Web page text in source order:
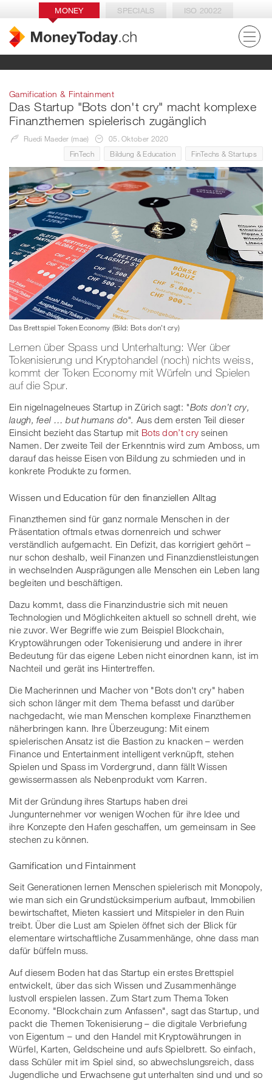
MONEY SPECIALS ISO 20022
Gamification & Fintainment
Das Startup "Bots don't cry" macht komplexe
Finanzthemen spielerisch zugänglich
Ruedi Maeder (mae)
05. Oktober 2020
FinTech
Bildung & Education FinTechs & Startups
Das Brettspiel Token Economy (Bild: Bots don't cry)
Lernen über Spass und Unterhaltung: Wer über
Tokenisierung und Kryptohandel (noch) nichts weiss,
kommt der Token Economy mit Würfeln und Spielen
auf die Spur.
Ein nigelnagelneues Startup in Zürich sagt: "Bots don’t cry,
laugh, feel … but humans do".Aus dem ersten Teil dieser
Einsicht bezieht das Startup mit Bots don’t cry seinen
Namen. Der zweite Teil der Erkenntnis wird zum Amboss, um
darauf das heisse Eisen von Bildung zu schmieden und in
konkrete Produkte zu formen.
Wissen und Education für den finanziellen Alltag
Finanzthemen sind für ganz normale Menschen in der
Präsentation oftmals etwas dornenreich und schwer
verständlich aufgemacht. Ein Defizit, das korrigiert gehört –
nur schon deshalb, weil Finanzen und Finanzdienstleistungen
in wechselnden Ausprägungen alle Menschen ein Leben lang
begleiten und beschäftigen.
Dazu kommt, dass die Finanzindustrie sich mit neuen
Technologien und Möglichkeiten aktuell so schnell dreht, wie
nie zuvor. Wer Begriffe wie zum Beispiel Blockchain,
Kryptowährungen oder Tokenisierung und andere in ihrer
Bedeutung für das eigene Leben nicht einordnen kann, ist im
Nachteil und gerät ins Hintertreffen.
Die Macherinnen und Macher von "Bots don't cry" haben
sich schon länger mit dem Thema befasst und darüber
nachgedacht, wie man Menschen komplexe Finanzthemen
näherbringen kann. Ihre Überzeugung: Mit einem
spielerischen Ansatz ist die Bastion zu knacken – werden
Finance und Entertainment intelligent verknüpft, stehen
Spielen und Spass im Vordergrund, dann fällt Wissen
gewissermassen als Nebenprodukt vom Karren.
Mit der Gründung ihres Startups haben drei
Jungunternehmer vor wenigen Wochen für ihre Idee und
ihre Konzepte den Hafen geschaffen, um gemeinsam in See
stechen zu können.
Gamification und Fintainment
Seit Generationen lernen Menschen spielerisch mit Monopoly,
wie man sich ein Grundstücksimperium aufbaut, Immobilien
bewirtschaftet, Mieten kassiert und Mitspieler in den Ruin
treibt. Über die Lust am Spielen öffnet sich der Blick für
elementare wirtschaftliche Zusammenhänge, ohne dass man
dafür büffeln muss.
Auf diesem Boden hat das Startup ein erstes Brettspiel
entwickelt, über das sich Wissen und Zusammenhänge
lustvoll erspielen lassen. Zum Start zum Thema Token
Economy. "Blockchain zum Anfassen", sagt das Startup, und
packt die Themen Tokenisierung – die digitale Verbriefung
von Eigentum – und den Handel mit Kryptowährungen in
Würfel, Karten, Geldscheine und aufs Spielbrett. So einfach,
dass Schüler mit im Spiel sind, so abwechslungsreich, dass
Jugendliche und Erwachsene gut unterhalten sind und und so